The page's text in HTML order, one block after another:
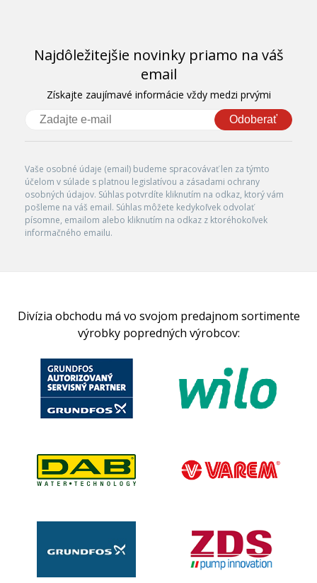
Najdôležitejšie novinky priamo na váš
email
Získajte zaujímavé informácie vždy medzi prvými
Odoberať
Vaše osobné údaje (email) budeme spracovávať len za týmto
účelom v súlade s platnou legislatívou a zásadami ochrany
osobných údajov. Súhlas potvrdíte kliknutím na odkaz, ktorý vám
pošleme na váš email. Súhlas môžete kedykoľvek odvolať
písomne, emailom alebo kliknutím na odkaz z ktoréhokoľvek
informačného emailu.
Divízia obchodu má vo svojom predajnom sortimente
výrobky popredných výrobcov: